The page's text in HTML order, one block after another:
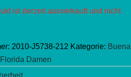
ist derzeit ausverkauft und nicht
2010-J5738-212 Kategorie: Buena
Damen